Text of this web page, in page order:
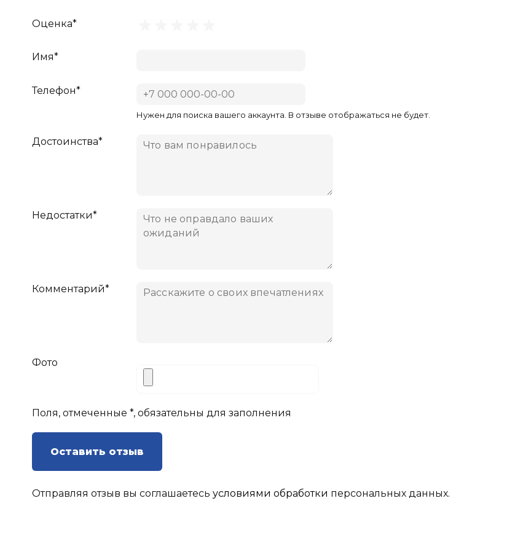
Оценка*
Имя*
Телефон*
Нужен для поиска вашего аккаунта. В отзыве отображаться не будет.
Достоинства*
Недостатки*
Комментарий*
Фото
Поля, отмеченные *, обязательны для заполнения
Оставить отзыв
Отправляя отзыв вы соглашаетесь условиями обработки персональных данных.